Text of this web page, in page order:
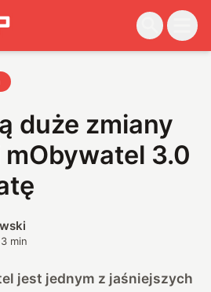
duże zmiany
3.0
3 min
jest jednym z jaśniejszych